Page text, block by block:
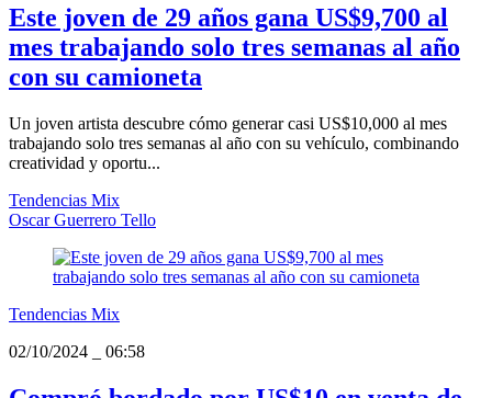
Este joven de 29 años gana US$9,700 al
mes trabajando solo tres semanas al año
con su camioneta
Un joven artista descubre cómo generar casi US$10,000 al mes
trabajando solo tres semanas al año con su vehículo, combinando
creatividad y oportu...
Tendencias Mix
Oscar Guerrero Tello
Tendencias Mix
02/10/2024
06:58